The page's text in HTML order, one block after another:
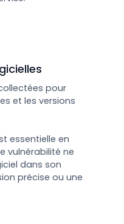
pour
et les versions
essentielle en
vulnérabilité ne
dans son
précise ou une